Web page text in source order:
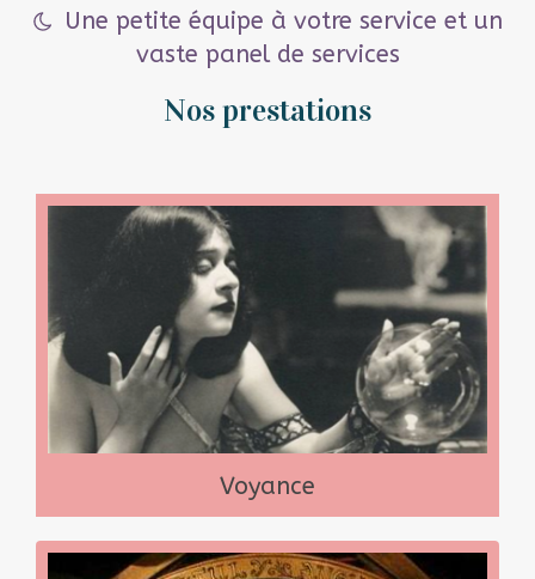
Une petite équipe à votre service et un
vaste panel de services
Nos prestations
Voyance